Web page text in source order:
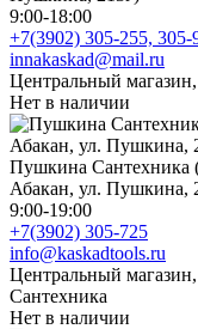
9:00-18:00
+7(3902) 305-255, 305-
innakaskad@mail.ru
Центральный магазин,
Нет в наличии
Пушкина Сантехника
Абакан, ул. Пушкина,
9:00-19:00
+7(3902) 305-725
info@kaskadtools.ru
Центральный магазин,
Сантехника
Нет в наличии